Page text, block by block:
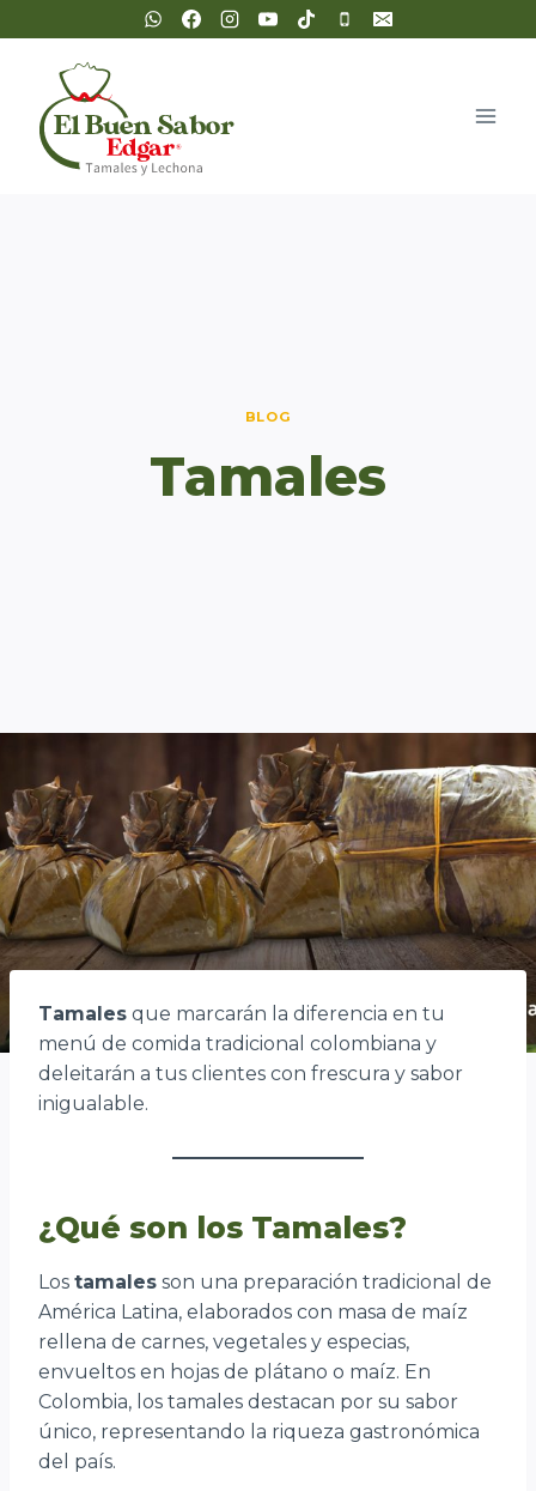
al
contenido
BLOG
Tamales
Tamales que marcarán la diferencia en tu
menú de comida tradicional colombiana y
deleitarán a tus clientes con frescura y sabor
inigualable.
¿Qué son los Tamales?
Los tamales son una preparación tradicional de
América Latina, elaborados con masa de maíz
rellena de carnes, vegetales y especias,
envueltos en hojas de plátano o maíz. En
Colombia, los tamales destacan por su sabor
único, representando la riqueza gastronómica
del país.